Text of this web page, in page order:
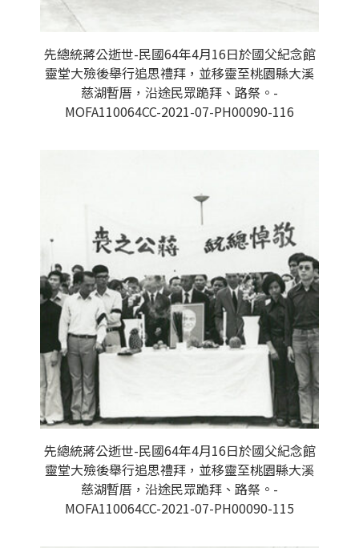
先總統蔣公逝世-民國64年4月16日於國父紀念館
靈堂大殮後舉行追思禮拜，並移靈至桃園縣大溪
慈湖暫厝，沿途民眾跪拜、路祭。-
MOFA110064CC-2021-07-PH00090-116
先總統蔣公逝世-民國64年4月16日於國父紀念館
靈堂大殮後舉行追思禮拜，並移靈至桃園縣大溪
慈湖暫厝，沿途民眾跪拜、路祭。-
MOFA110064CC-2021-07-PH00090-115